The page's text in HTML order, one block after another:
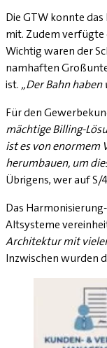
Die GTW konnte
mit. Zudem verfügte
Wichtig waren der
namhaften
ist. „Der Bahn
Für den
mächtige Billing-
ist es von enormem
herumbauen, um
Übrigens, wer auf
Das
Altsysteme
Architektur mit
Inzwischen wurden